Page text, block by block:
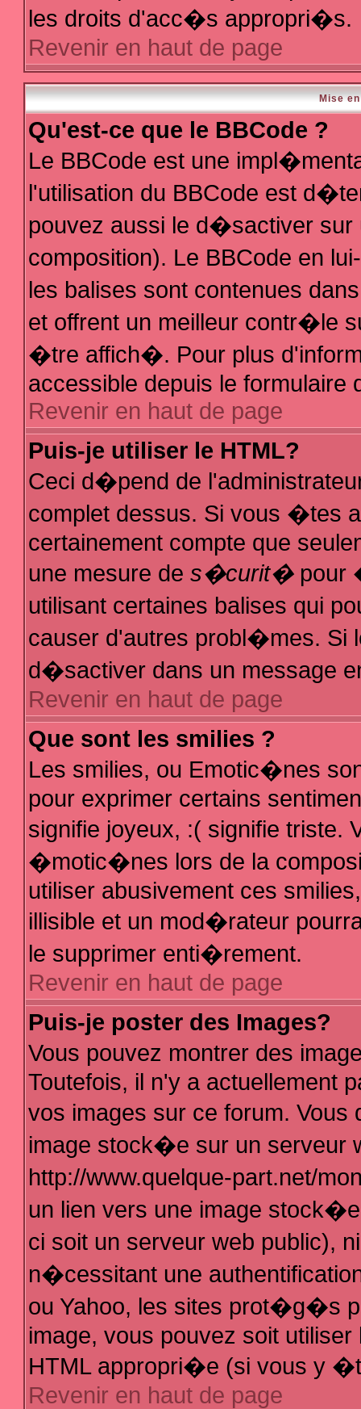
les droits d'acc�s appropri�s.
Revenir en haut de page
Mise
Qu'est-ce que le BBCode ?
Le BBCode est une
l'utilisation du BBCode est
pouvez aussi le d�sactiver sur
composition). Le BBCode en
les balises sont contenues
et offrent un meilleur contr�le
�tre affich�. Pour plus
accessible depuis le formulaire
Revenir en haut de page
Puis-je utiliser le HTML?
Ceci d�pend de
complet dessus. Si vous �tes
certainement compte que
une mesure de s�curit�pour
utilisant certaines balises qui
causer d'autres probl�mes. Si
d�sactiver dans un message
Revenir en haut de page
Que sont les smilies ?
Les smilies, ou Emotic�nes
pour exprimer certains
signifie joyeux, :( signifie triste.
�motic�nes lors de la
utiliser abusivement ces
illisible et un mod�rateur
le supprimer enti�rement.
Revenir en haut de page
Puis-je poster des Images?
Vous pouvez montrer des
Toutefois, il n'y a actuellement
vos images sur ce forum.
image stock�e sur un serveur
http://www.quelque-part.net/
un lien vers une image
ci soit un serveur web public),
n�cessitant une
ou Yahoo, les sites prot�g�s
image, vous pouvez soit
HTML appropri�e (si vous y
Revenir en haut de page